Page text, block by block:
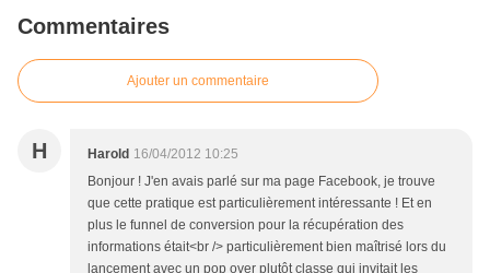
Commentaires
Ajouter un commentaire
H Harold 16/04/2012 10:25
Bonjour ! J'en avais parlé sur ma page Facebook, je trouve
que cette pratique est particulièrement intéressante ! Et en
plus le funnel de conversion pour la récupération des
informations était<br /> particulièrement bien maîtrisé lors du
lancement avec un pop over plutôt classe qui invitait les